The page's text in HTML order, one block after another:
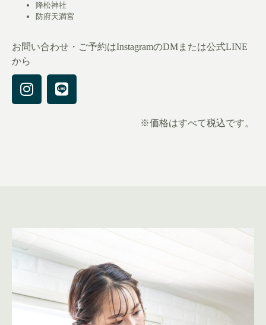
降松神社
防府天満宮
お問い合わせ・ご予約はInstagramのDMまたは公式LINE
から
※価格はすべて税込です。